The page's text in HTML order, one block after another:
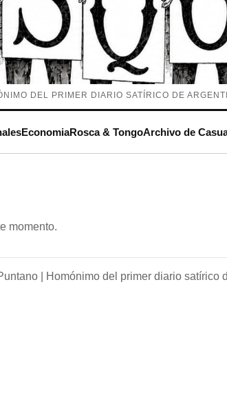
DEL PRIMER DIARIO SATÍRICO DE
EconomiaRosca & TongoArchivo de
momento.
| Homónimo del primer diario satírico